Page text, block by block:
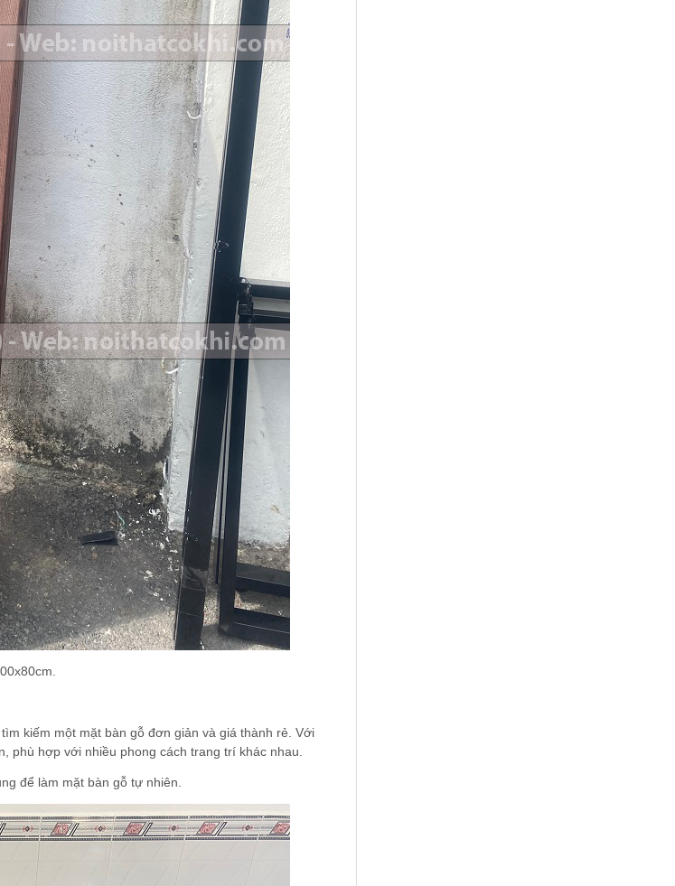
kiếm một mặt bàn gỗ đơn giản và giá thành rẻ. Với
phù hợp với nhiều phong cách trang trí khác nhau.
để làm mặt bàn gỗ tự nhiên.